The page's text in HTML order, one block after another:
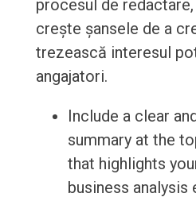
procesul de
crește șansele de a
trezească interesul
angajatori.
Include a clear
summary at the
that highlights
business analysis